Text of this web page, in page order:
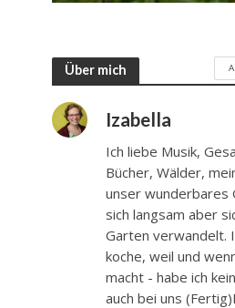
Über mich
Izabella
Ich liebe Musik,
Bücher, Wälder,
unser wunderbares
sich langsam aber
Garten verwandelt.
koche, weil und
macht - habe ich
auch bei uns